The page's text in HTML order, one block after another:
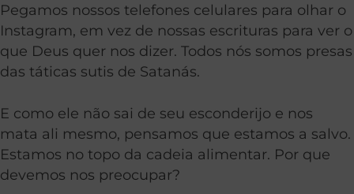
Pegamos nossos telefones celulares para olhar o
Instagram, em vez de nossas escrituras para ver o
que Deus quer nos dizer. Todos nós somos presas
das táticas sutis de Satanás.
E como ele não sai de seu esconderijo e nos
mata ali mesmo, pensamos que estamos a salvo.
Estamos no topo da cadeia alimentar. Por que
devemos nos preocupar?